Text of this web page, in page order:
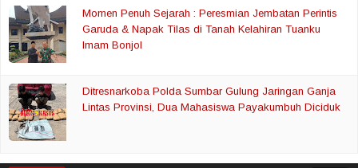
Momen Penuh Sejarah : Peresmian Jembatan Perintis
Garuda & Napak Tilas di Tanah Kelahiran Tuanku
Imam Bonjol
Ditresnarkoba Polda Sumbar Gulung Jaringan Ganja
Lintas Provinsi, Dua Mahasiswa Payakumbuh Diciduk